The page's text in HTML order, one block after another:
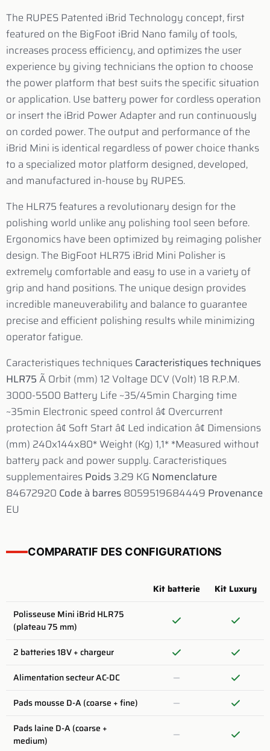
The RUPES Patented iBrid Technology concept, first
featured on the BigFoot iBrid Nano family of tools,
increases process efficiency, and optimizes the user
experience by giving technicians the option to choose
the power platform that best suits the specific situation
or application. Use battery power for cordless operation
or insert the iBrid Power Adapter and run continuously
on corded power. The output and performance of the
iBrid Mini is identical regardless of power choice thanks
to a specialized motor platform designed, developed,
and manufactured in-house by RUPES.
The HLR75 features a revolutionary design for the
polishing world unlike any polishing tool seen before.
Ergonomics have been optimized by reimaging polisher
design. The BigFoot HLR75 iBrid Mini Polisher is
extremely comfortable and easy to use in a variety of
grip and hand positions. The unique design provides
incredible maneuverability and balance to guarantee
precise and efficient polishing results while minimizing
operator fatigue.
Caracteristiques techniquesCaracteristiques techniques
HLR75Ã Orbit (mm) 12 Voltage DCV (Volt) 18 R.P.M.
3000-5500 Battery Life ~35/45min Charging time
~35min Electronic speed control â¢ Overcurrent
protection â¢ Soft Start â¢ Led indication â¢ Dimensions
(mm) 240x144x80* Weight (Kg) 1,1* *Measured without
battery pack and power supply. Caracteristiques
supplementairesPoids3.29 KG Nomenclature
84672920 Code à barres8059519684449 Provenance
EU
COMPARATIF DES CONFIGURATIONS
Kit batterie
Kit Luxury
Polisseuse Mini iBrid HLR75
(plateau 75 mm)
2 batteries 18V + chargeur
Alimentation secteur AC-DC
Pads mousse D-A (coarse + fine)
Pads laine D-A (coarse +
medium)